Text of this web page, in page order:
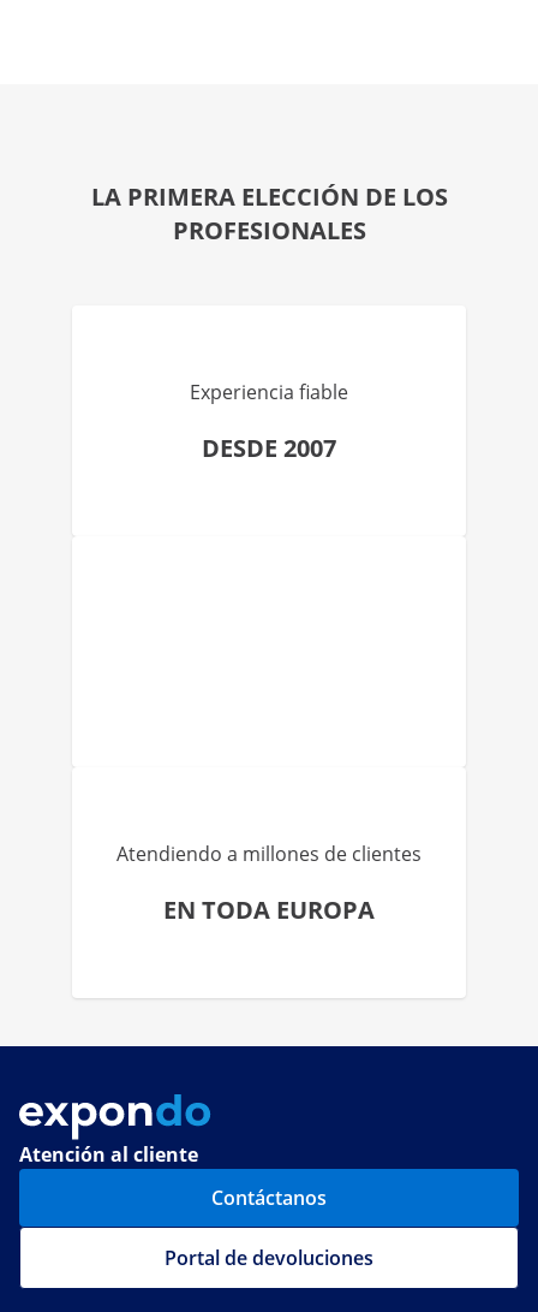
LA PRIMERA ELECCIÓN DE LOS
PROFESIONALES
Experiencia fiable
DESDE 2007
Atendiendo a millones de clientes
EN TODA EUROPA
Atención al cliente
Contáctanos
Portal de devoluciones